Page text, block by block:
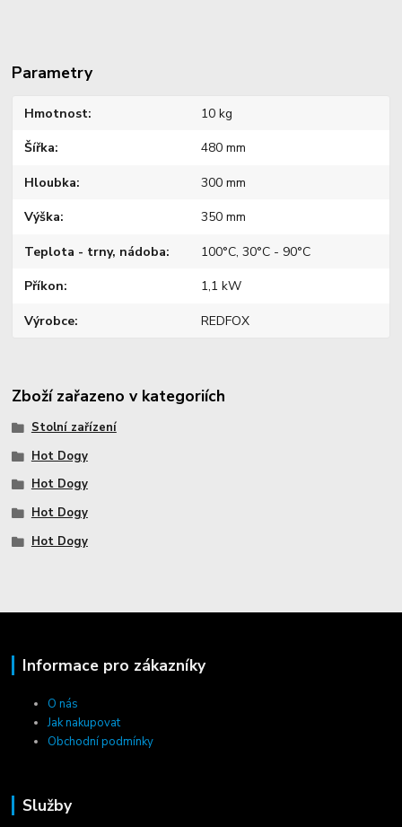
Parametry
Hmotnost 10 kg
Šířka 480 mm
Hloubka 300 mm
Výška 350 mm
Teplota - trny, nádoba 100°C, 30°C - 90°C
Příkon 1,1 kW
Výrobce REDFOX
Zboží zařazeno v kategoriích
Stolní zařízení
Hot Dogy
Hot Dogy
Hot Dogy
Hot Dogy
Informace pro zákazníky
O nás
Jak nakupovat
Obchodní podmínky
Služby